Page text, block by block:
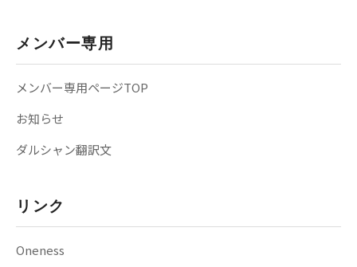
メンバー専用
メンバー専用ページTOP
お知らせ
ダルシャン翻訳文
リンク
Oneness